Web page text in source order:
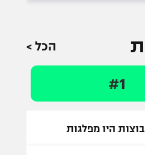
הכל >
#1
היו מפלגות